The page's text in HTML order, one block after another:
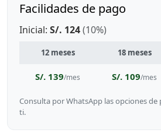
Facilidades de pago
Inicial: S/. 124(10%)
12 meses 18 meses
S/. 139/mes S/. 109/mes
Consulta por WhatsApp las opciones
ti.